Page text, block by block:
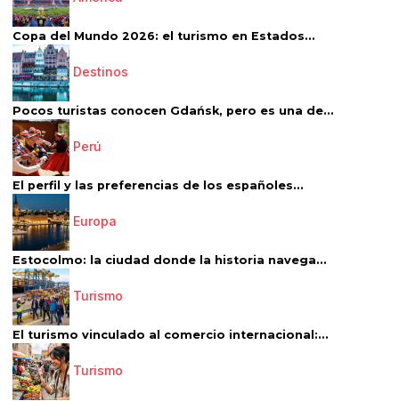
Copa del Mundo 2026: el turismo en Estados...
Destinos
Pocos turistas conocen Gdańsk, pero es una de...
Perú
El perfil y las preferencias de los españoles...
Europa
Estocolmo: la ciudad donde la historia navega...
Turismo
El turismo vinculado al comercio internacional:...
Turismo